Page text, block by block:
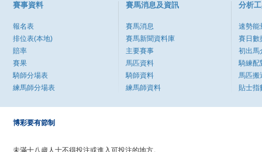
賽事資料
報名表
排位表(本地)
賠率
賽果
騎師分場表
練馬師分場表
賽馬消息及資訊
賽馬消息
賽馬新聞資料庫
主要賽事
馬匹資料
騎師資料
練馬師資料
分析
速勢能
賽日數
初出馬
騎練配
馬匹搬
貼士指
博彩要有節制
未滿十八歲人士不得投注或進入可投注的地方。